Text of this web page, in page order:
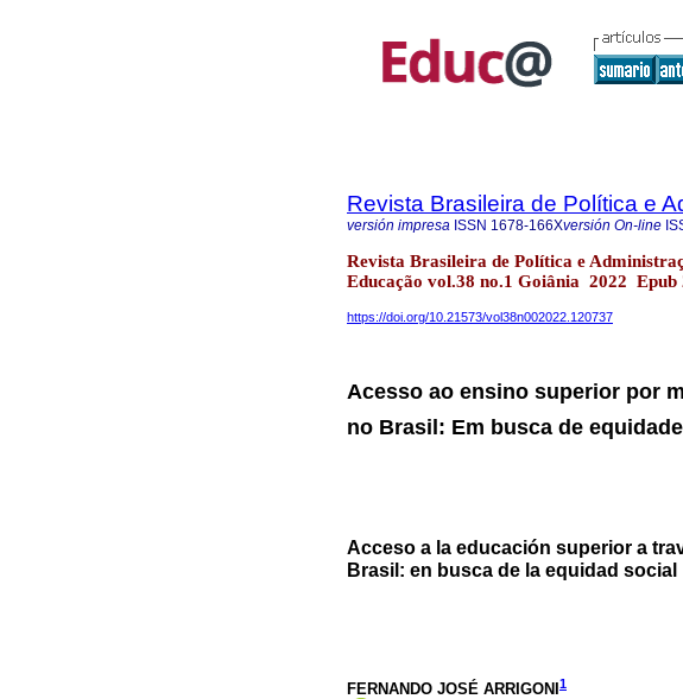
Revista Brasileira de Política e
versión impresa ISSN 1678-166Xversión On-line
Revista Brasileira de Política e
Educação vol.38 no.1 Goiânia 2022 Epub
https://doi.org/10.21573/vol38n002022.120737
Acesso ao ensino superior por
no Brasil: Em busca de
Acceso a la educación superior a
Brasil: en busca de la equidad social
FERNANDO JOSÉ ARRIGONI 1